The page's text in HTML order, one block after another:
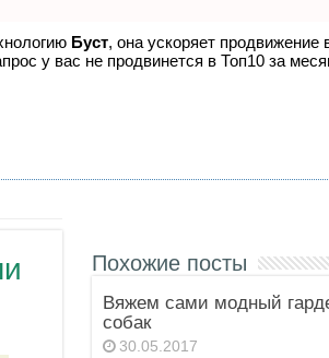
Буст, она ускоряет продвижение
у вас не продвинется в Топ10 за
Похожие посты
Вяжем сами модный
собак
30.05.2017